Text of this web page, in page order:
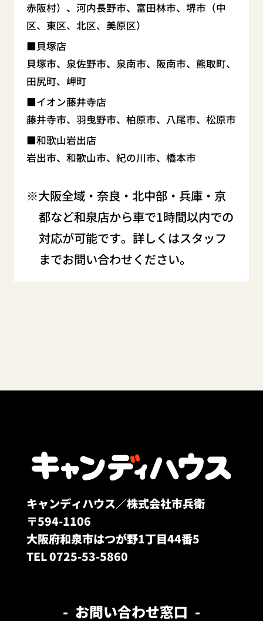
赤阪村）、河内長野市、富田林市、堺市（中
区、東区、北区、美原区）
貝塚店
貝塚市、泉佐野市、泉南市、阪南市、熊取町、
田尻町、岬町
イオン藤井寺店
藤井寺市、羽曳野市、柏原市、八尾市、松原市
和歌山岩出店
岩出市、和歌山市、紀の川市、橋本市
大阪全域・奈良・北中部・兵庫・京
都など和泉店から車で1時間以内での
対応が可能です。詳しくはスタッフ
までお問い合わせください。
キャンディハウス／株式会社市兵衛
〒594-1106
大阪府和泉市はつが野1丁目44番5
TEL 0725-53-5860
お問い合わせ窓口